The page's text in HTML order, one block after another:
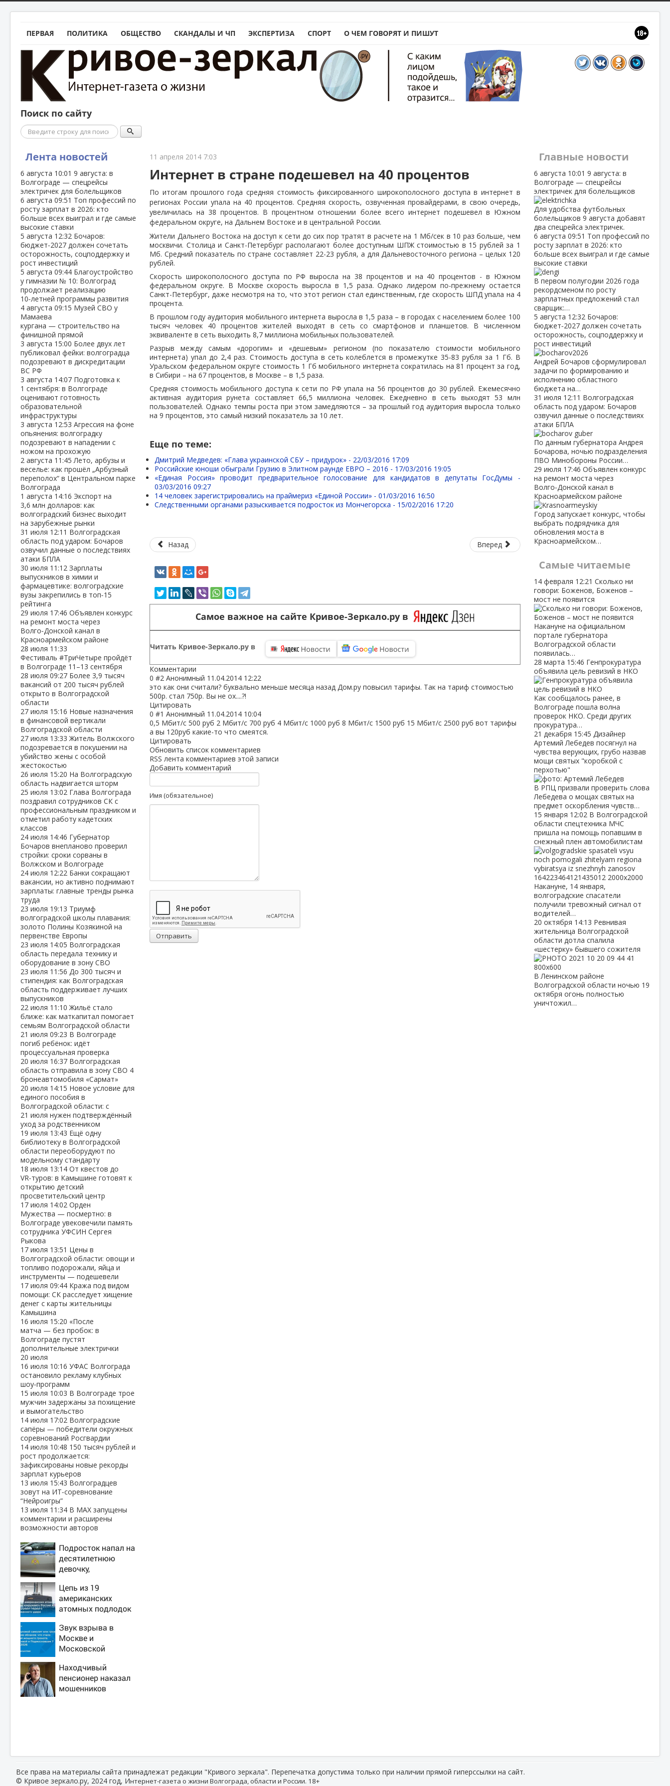
ПЕРВАЯ ПОЛИТИКА ОБЩЕСТВО СКАНДАЛЫ И ЧП ЭКСПЕРТИЗА СПОРТ О ЧЕМ ГОВОРЯТ И ПИШУТ
Поиск по сайту
Поиск
Лента новостей
6 августа 10:01 9 августа: в
Волгограде — спецрейсы
электричек для болельщиков
6 августа 09:51 Топ профессий по
росту зарплат в 2026: кто
больше всех выиграл и где самые
высокие ставки
5 августа 12:32 Бочаров:
бюджет‑2027 должен сочетать
осторожность, соцподдержку и
рост инвестиций
5 августа 09:44 Благоустройство
у гимназии № 10: Волгоград
продолжает реализацию
10‑летней программы развития
4 августа 09:15 Музей СВО у
Мамаева
кургана — строительство на
финишной прямой
3 августа 15:00 Более двух лет
публиковал фейки: волгоградца
подозревают в дискредитации
ВС РФ
3 августа 14:07 Подготовка к
1 сентября: в Волгограде
оценивают готовность
образовательной
инфраструктуры
3 августа 12:53 Агрессия на фоне
опьянения: волгоградку
подозревают в нападении с
ножом на прохожую
2 августа 11:45Лето, арбузы и
веселье: как прошёл „Арбузный
переполох“ в Центральном парке
Волгограда
1 августа 14:16 Экспорт на
3,6 млн долларов: как
волгоградский бизнес выходит
на зарубежные рынки
31 июля 12:11 Волгоградская
область под ударом: Бочаров
озвучил данные о последствиях
атаки БПЛА
30 июля 11:12 Зарплаты
выпускников в химии и
фармацевтике: волгоградские
вузы закрепились в топ‑15
рейтинга
29 июля 17:46 Объявлен конкурс
на ремонт моста через
Волго‑Донской канал в
Красноармейском районе
28 июля 11:33
Фестиваль #ТриЧетыре пройдёт
в Волгограде 11–13 сентября
28 июля 09:27 Более 3,9 тысяч
вакансий от 200 тысяч рублей
открыто в Волгоградской
области
27 июля 15:16 Новые назначения
в финансовой вертикали
Волгоградской области
27 июля 13:33Житель Волжского
подозревается в покушении на
убийство жены с особой
жестокостью
26 июля 15:20 На Волгоградскую
область надвигается шторм
25 июля 13:02 Глава Волгограда
поздравил сотрудников СК с
профессиональным праздником и
отметил работу кадетских
классов
24 июля 14:46 Губернатор
Бочаров внепланово проверил
стройки: сроки сорваны в
Волжском и Волгограде
24 июля 12:22 Банки сокращают
вакансии, но активно поднимают
зарплаты: главные тренды рынка
труда
23 июля 19:13 Триумф
волгоградской школы плавания:
золото Полины Козякиной на
первенстве Европы
23 июля 14:05 Волгоградская
область передала технику и
оборудование в зону СВО
23 июля 11:56 До 300 тысяч и
стипендия: как Волгоградская
область поддерживает лучших
выпускников
22 июля 11:10Жильё стало
ближе: как маткапитал помогает
семьям Волгоградской области
21 июля 09:23 В Волгограде
погиб ребёнок: идёт
процессуальная проверка
20 июля 16:37 Волгоградская
область отправила в зону СВО 4
бронеавтомобиля «Сармат»
20 июля 14:15 Новое условие для
единого пособия в
Волгоградской области: с
21 июля нужен подтверждённый
уход за родственником
19 июля 13:43 Ещё одну
библиотеку в Волгоградской
области переоборудуют по
модельному стандарту
18 июля 13:14 От квестов до
VR‑туров: в Камышине готовят к
открытию детский
просветительский центр
17 июля 14:02 Орден
Мужества — посмертно: в
Волгограде увековечили память
сотрудника УФСИН Сергея
Рыкова
17 июля 13:51 Цены в
Волгоградской области: овощи и
топливо подорожали, яйца и
инструменты — подешевели
17 июля 09:44 Кража под видом
помощи: СК расследует хищение
денег с карты жительницы
Камышина
16 июля 15:20 «После
матча — без пробок: в
Волгограде пустят
дополнительные электрички
20 июля
16 июля 10:16 УФАС Волгограда
остановило рекламу клубных
шоу‑программ
15 июля 10:03 В Волгограде трое
мужчин задержаны за похищение
и вымогательство
14 июля 17:02 Волгоградские
сапёры — победители окружных
соревнований Росгвардии
14 июля 10:48 150 тысяч рублей и
рост продолжается:
зафиксированы новые рекорды
зарплат курьеров
13 июля 15:43 Волгоградцев
зовут на ИТ‑соревнование
“Нейроигры”
13 июля 11:34 В МАХ запущены
комментарии и расширены
возможности авторов
Подросток напал на
десятилетнюю
девочку,
квартиру
Цепь из 19
американских
атомных подлодок
и Китай: это
инструмент первого
массированного
Звук взрыва в
Москве и
Московской
2026 года: Причины,
источник, откуда
был громкий хлопок
Находчивый
пенсионер наказал
мошенников
11 апреля 2014 7:03
Интернет в стране подешевел на 40 процентов
По итогам прошлого года средняя стоимость фиксированного широкополосного доступа в интернет в
регионах России упала на 40 процентов. Средняя скорость, озвученная провайдерами, в свою очередь,
увеличилась на 38 процентов. В процентном отношении более всего интернет подешевел в Южном
федеральном округе, на Дальнем Востоке и в центральной России.
Жители Дальнего Востока на доступ к сети до сих пор тратят в расчете на 1 Мб/сек в 10 раз больше, чем
москвичи. Столица и Санкт-Петербург располагают более доступным ШПЖ стоимостью в 15 рублей за 1
Мб. Средний показатель по стране составляет 22-23 рубля, а для Дальневосточного региона – целых 120
рублей.
Скорость широкополосного доступа по РФ выросла на 38 процентов и на 40 процентов - в Южном
федеральном округе. В Москве скорость выросла в 1,5 раза. Однако лидером по-прежнему остается
Санкт-Петербург, даже несмотря на то, что этот регион стал единственным, где скорость ШПД упала на 4
процента.
В прошлом году аудитория мобильного интернета выросла в 1,5 раза – в городах с населением более 100
тысяч человек 40 процентов жителей выходят в сеть со смартфонов и планшетов. В численном
эквиваленте в сеть выходить 8,7 миллиона мобильных пользователей.
Разрыв между самым «дорогим» и «дешевым» регионом (по показателю стоимости мобильного
интернета) упал до 2,4 раз. Стоимость доступа в сеть колеблется в промежутке 35-83 рубля за 1 Гб. В
Уральском федеральном округе стоимость 1 Гб мобильного интернета сократилась на 81 процент за год,
в Сибири – на 67 процентов, в Москве – в 1,5 раза.
Средняя стоимость мобильного доступа к сети по РФ упала на 56 процентов до 30 рублей. Ежемесячно
активная аудитория рунета составляет 66,5 миллиона человек. Ежедневно в сеть выходят 53 млн
пользователей. Однако темпы роста при этом замедляются – за прошлый год аудитория выросла только
на 9 процентов, это самый низкий показатель за 10 лет.
Еще по теме:
Дмитрий Медведев: «Глава украинской СБУ – придурок» - 22/03/2016 17:09
Российские юноши обыграли Грузию в Элитном раунде ЕВРО – 2016 - 17/03/2016 19:05
«Единая Россия» проводит предварительное голосование для кандидатов в депутаты ГосДумы -
03/03/2016 09:27
14 человек зарегистрировались на праймериз «Единой России» -01/03/2016 16:50
Следственными органами разыскивается подросток из Мончегорска - 15/02/2016 17:20
Назад Вперед
Самое важное на сайте Кривое-Зеркало.ру в
Читать Кривое-Зеркало.ру в
Комментарии
0 #2 Анонимный 11.04.2014 12:22
это как они считали? буквально меньше месяца назад Дом.ру повысил тарифы. Так на тариф стоимостью
500р. стал 750р. Вы не ох....?!
Цитировать
0 #1 Анонимный 11.04.2014 10:04
0,5 Мбит/с 500 руб 2 Мбит/с 700 руб 4 Мбит/с 1000 руб 8 Мбит/с 1500 руб 15 Мбит/с 2500 руб вот тарифы
а вы 120руб какие-то что смеятся.
Цитировать
Обновить список комментариев
RSS лента комментариев этой записи
Добавить комментарий
Имя (обязательное)
Отправить
Главные новости
6 августа 10:01 9 августа: в
Волгограде — спецрейсы
электричек для болельщиков
Для удобства футбольных
болельщиков 9 августа добавят
два спецрейса электричек.
6 августа 09:51 Топ профессий по
росту зарплат в 2026: кто
больше всех выиграл и где самые
высокие ставки
В первом полугодии 2026 года
рекордсменом по росту
зарплатных предложений стал
сварщик:…
5 августа 12:32 Бочаров:
бюджет‑2027 должен сочетать
осторожность, соцподдержку и
рост инвестиций
Андрей Бочаров сформулировал
задачи по формированию и
исполнению областного
бюджета на…
31 июля 12:11 Волгоградская
область под ударом: Бочаров
озвучил данные о последствиях
атаки БПЛА
По данным губернатора Андрея
Бочарова, ночью подразделения
ПВО Минобороны России…
29 июля 17:46 Объявлен конкурс
на ремонт моста через
Волго‑Донской канал в
Красноармейском районе
Город запускает конкурс, чтобы
выбрать подрядчика для
обновления моста в
Красноармейском…
Самые читаемые
14 февраля 12:21 Сколько ни
говори: Боженов, Боженов –
мост не появится
Накануне на официальном
портале губернатора
Волгоградской области
появилась…
28 марта 15:46 Генпрокуратура
объявила цель ревизий в НКО
Как сообщалось ранее, в
Волгограде пошла волна
проверок НКО. Среди других
прокуратура…
21 декабря 15:45 Дизайнер
Артемий Лебедев посягнул на
чувства верующих, грубо назвав
мощи святых "коробкой с
перхотью"
В РПЦ призвали проверить слова
Лебедева о мощах святых на
предмет оскорбления чувств…
15 января 12:02 В Волгоградской
области спецтехника МЧС
пришла на помощь попавшим в
снежный плен автомобилистам
Накануне, 14 января,
волгоградские спасатели
получили тревожный сигнал от
водителей…
20 октября 14:13 Ревнивая
жительница Волгоградской
области дотла спалила
«шестерку» бывшего сожителя
В Ленинском районе
Волгоградской области ночью 19
октября огонь полностью
уничтожил…
Все права на материалы сайта принадлежат редакции "Кривого зеркала". Перепечатка допустима только при наличии прямой гиперссылки на сайт.
© Кривое зеркало.ру, 2024 год, Интернет-газета о жизни Волгограда, области и России. 18+